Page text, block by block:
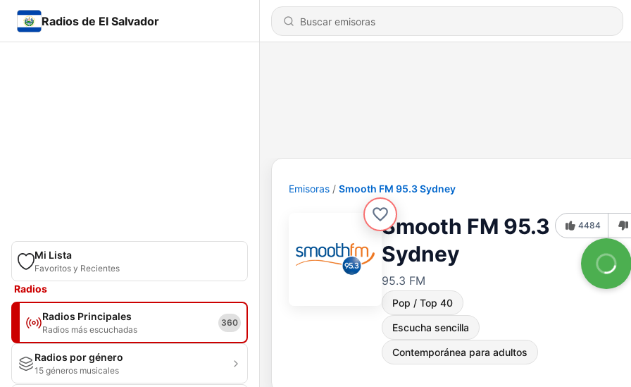
Radios de El Salvador
Mi Lista
Favoritos y Recientes
Radios
Radios Principales
Radios más escuchadas
360
Radios por género
15 géneros musicales
Emisoras Smooth FM 95.3 Sydney
Smooth FM 95.3
Sydney
95.3 FM
Pop / Top 40
Escucha sencilla
Contemporánea para adultos
4484